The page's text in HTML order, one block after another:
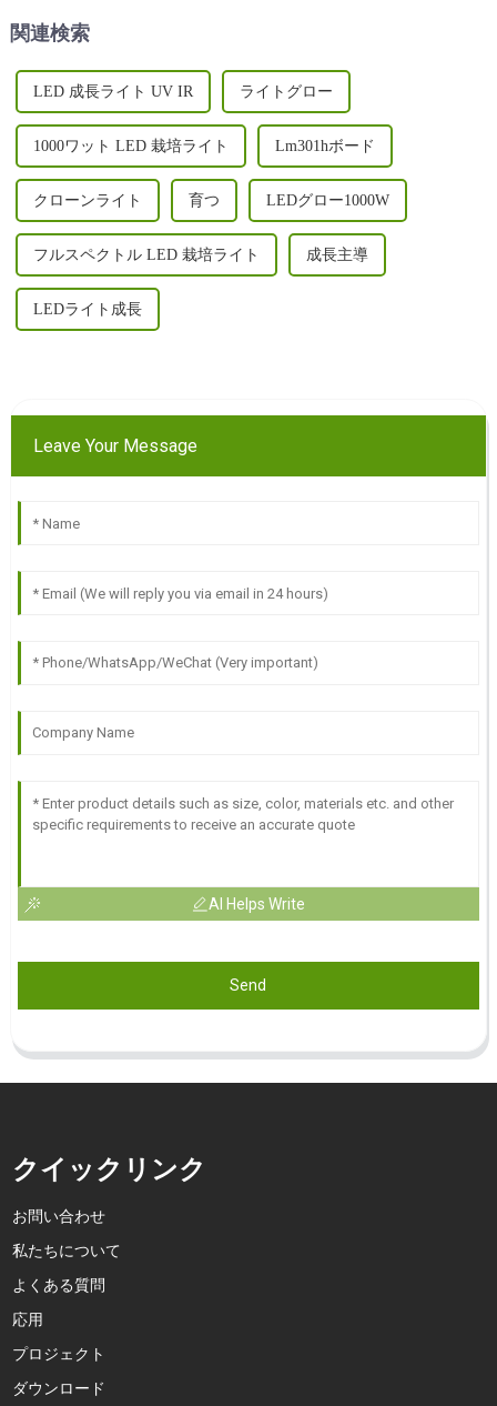
関連検索
LED 成長ライト UV IR ライトグロー
1000ワット LED 栽培ライト Lm301hボード
クローンライト 育つ LEDグロー1000W
フルスペクトル LED 栽培ライト 成長主導
LEDライト成長
Leave Your Message
AI Helps Write
Send
クイックリンク
お問い合わせ
私たちについて
よくある質問
応用
プロジェクト
ダウンロード